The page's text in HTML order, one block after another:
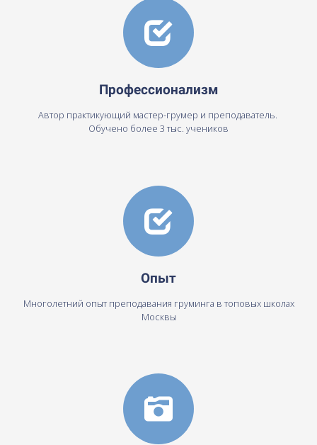
Профессионализм
Автор практикующий мастер-грумер и преподаватель.
Обучено более 3 тыс. учеников
Опыт
Многолетний опыт преподавания груминга в топовых школах
Москвы